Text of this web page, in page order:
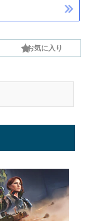
お気に入り